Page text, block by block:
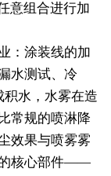
意组合进行加
：涂装线的加
水测试、冷
水，水雾在造
常规的喷淋降
效果与喷雾雾
的核心部件——